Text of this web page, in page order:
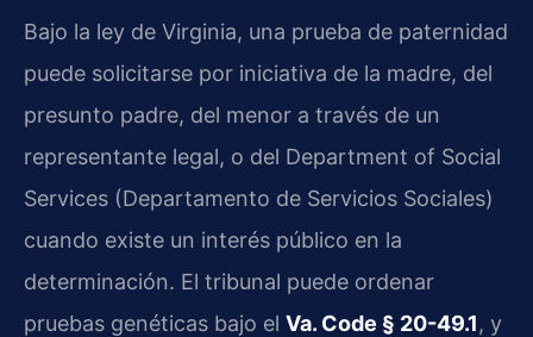
Bajo la ley de Virginia, una prueba de paternidad
puede solicitarse por iniciativa de la madre, del
presunto padre, del menor a través de un
representante legal, o del Department of Social
Services (Departamento de Servicios Sociales)
cuando existe un interés público en la
determinación. El tribunal puede ordenar
pruebas genéticas bajo el Va. Code § 20-49.1, y